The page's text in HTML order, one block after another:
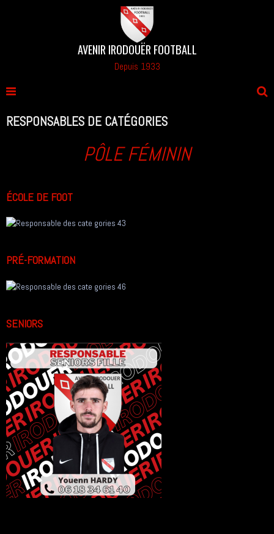
AVENIR IRODOUËR FOOTBALL
Depuis 1933
RESPONSABLES DE CATÉGORIES
PÔLE FÉMININ
ÉCOLE DE FOOT
PRÉ-FORMATION
SENIORS